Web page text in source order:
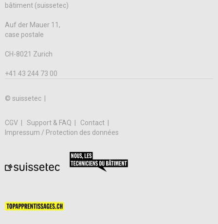
bâtiment (suissetec)
Auf der Mauer 11,
case postale
CH-8021 Zurich
+41 43 244 73 00
© suissetec |
CGV Support & FAQ
Contact
Impressum / Protection des données